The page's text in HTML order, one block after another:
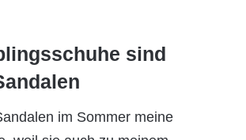
sind
im Sommer meine